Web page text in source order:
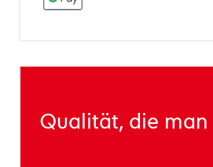
Qualität, die